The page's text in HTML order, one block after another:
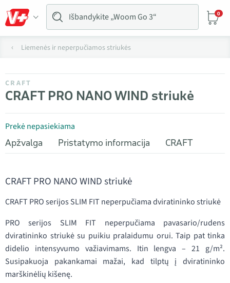
0
Liemenės ir neperpučiamos striukės
CRAFT
CRAFT PRO NANO WIND striukė
Prekė nepasiekiama
Apžvalga
Pristatymo informacija CRAFT
CRAFT PRO NANO WIND striukė
CRAFT PRO serijos SLIM FIT neperpučiama dviratininko striukė
PRO serijos SLIM FIT neperpučiama pavasario/rudens
dviratininko striukė su puikiu pralaidumu orui. Taip pat tinka
didelio intensyvumo važiavimams. Itin lengva – 21 g/m².
Susipakuoja pakankamai mažai, kad tilptų į dviratininko
marškinėlių kišenę.